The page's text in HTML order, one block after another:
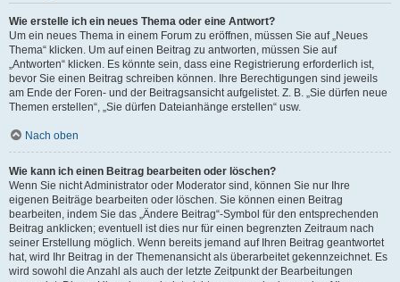
Wie erstelle ich ein neues Thema oder eine Antwort?
Um ein neues Thema in einem Forum zu eröffnen, müssen Sie auf „Neues
Thema“ klicken. Um auf einen Beitrag zu antworten, müssen Sie auf
„Antworten“ klicken. Es könnte sein, dass eine Registrierung erforderlich ist,
bevor Sie einen Beitrag schreiben können. Ihre Berechtigungen sind jeweils
am Ende der Foren- und der Beitragsansicht aufgelistet. Z. B. „Sie dürfen neue
Themen erstellen“, „Sie dürfen Dateianhänge erstellen“ usw.
Nach oben
Wie kann ich einen Beitrag bearbeiten oder löschen?
Wenn Sie nicht Administrator oder Moderator sind, können Sie nur Ihre
eigenen Beiträge bearbeiten oder löschen. Sie können einen Beitrag
bearbeiten, indem Sie das „Ändere Beitrag“-Symbol für den entsprechenden
Beitrag anklicken; eventuell ist dies nur für einen begrenzten Zeitraum nach
seiner Erstellung möglich. Wenn bereits jemand auf Ihren Beitrag geantwortet
hat, wird Ihr Beitrag in der Themenansicht als überarbeitet gekennzeichnet. Es
wird sowohl die Anzahl als auch der letzte Zeitpunkt der Bearbeitungen